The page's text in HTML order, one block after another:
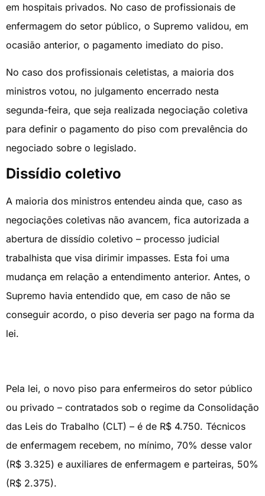
em hospitais privados. No caso de profissionais de
enfermagem do setor público, o Supremo validou, em
ocasião anterior, o pagamento imediato do piso.
No caso dos profissionais celetistas, a maioria dos
ministros votou, no julgamento encerrado nesta
segunda-feira, que seja realizada negociação coletiva
para definir o pagamento do piso com prevalência do
negociado sobre o legislado.
Dissídio coletivo
A maioria dos ministros entendeu ainda que, caso as
negociações coletivas não avancem, fica autorizada a
abertura de dissídio coletivo – processo judicial
trabalhista que visa dirimir impasses. Esta foi uma
mudança em relação a entendimento anterior. Antes, o
Supremo havia entendido que, em caso de não se
conseguir acordo, o piso deveria ser pago na forma da
lei.
Pela lei, o novo piso para enfermeiros do setor público
ou privado – contratados sob o regime da Consolidação
das Leis do Trabalho (CLT) – é de R$ 4.750. Técnicos
de enfermagem recebem, no mínimo, 70% desse valor
(R$ 3.325) e auxiliares de enfermagem e parteiras, 50%
(R$ 2.375).